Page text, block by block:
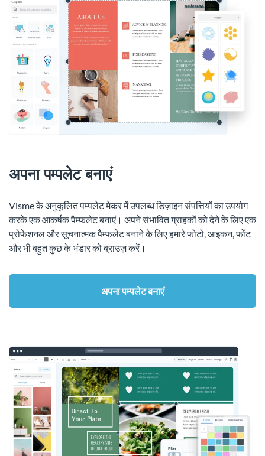
अपना पम्पलेट बनाएं
Visme के अनुकूलित पम्पलेट मेकर में उपलब्ध डिज़ाइन संपत्तियों का उपयोग
करके एक आकर्षक पैम्फलेट बनाएं। अपने संभावित ग्राहकों को देने के लिए एक
प्रोफेशनल और सूचनात्मक पैम्फलेट बनाने के लिए हमारे फोटो, आइकन, फोंट
और भी बहुत कुछ के भंडार को ब्राउज़ करें।
अपना पम्पलेट बनाएं